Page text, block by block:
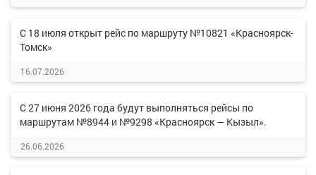
С 18 июля открыт рейс по маршруту №10821 «Красноярск-
Томск»
16.07.2026
С 27 июня 2026 года будут выполняться рейсы по
маршрутам №8944 и №9298 «Красноярск — Кызыл».
26.06.2026